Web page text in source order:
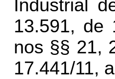
Industrial
13.591, de
nos §§ 21,
17.441/11,